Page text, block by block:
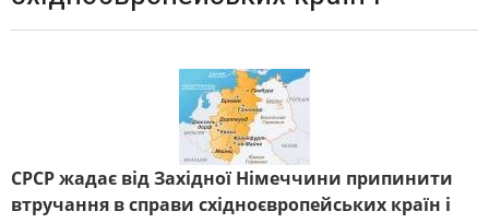
СРСР жадає від Західної Німеччини припинити
втручання в справи східноєвропейських країн і